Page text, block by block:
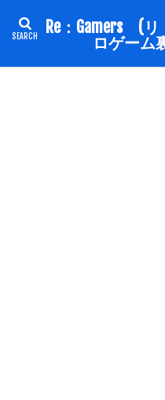
Re：Gamers (
ロゲーム